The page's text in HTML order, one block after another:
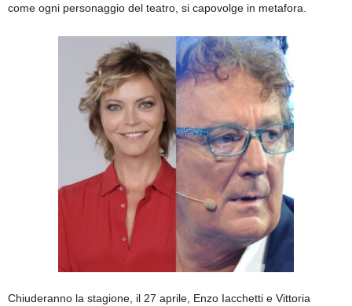
come ogni personaggio del teatro, si capovolge in metafora.
Chiuderanno la stagione, il 27 aprile, Enzo Iacchetti e Vittoria